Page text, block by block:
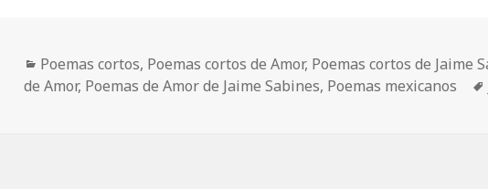
Categorías
Poemas cortos, Poemas cortos de Amor, Poemas cortos de Jaime
de Amor, Poemas de Amor de Jaime Sabines, Poemas mexicanos